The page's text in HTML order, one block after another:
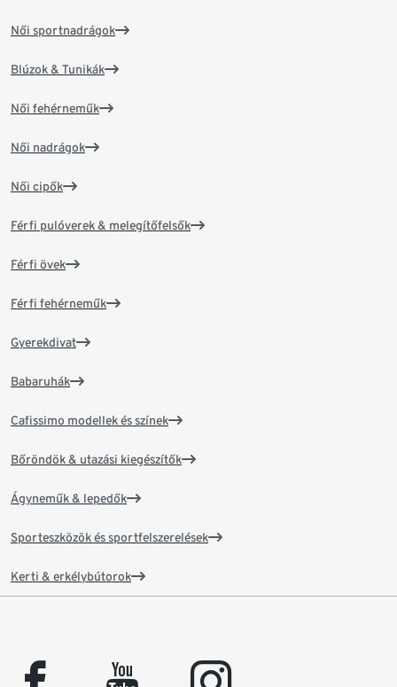
Női sportnadrágok
Blúzok & Tunikák
Női fehérneműk
Női nadrágok
Női cipők
Férfi pulóverek & melegítőfelsők
Férfi övek
Férfi fehérneműk
Gyerekdivat
Babaruhák
Cafissimo modellek és színek
Bőröndök & utazási kiegészítők
Ágyneműk & lepedők
Sporteszközök és sportfelszerelések
Kerti & erkélybútorok